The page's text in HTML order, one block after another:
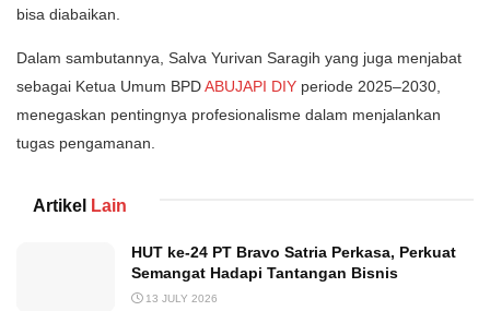
bisa diabaikan.
Dalam sambutannya, Salva Yurivan Saragih yang juga menjabat
sebagai Ketua Umum BPDABUJAPI DIY periode 2025–2030,
menegaskan pentingnya profesionalisme dalam menjalankan
tugas pengamanan.
Artikel Lain
HUT ke-24 PT Bravo Satria Perkasa, Perkuat
Semangat Hadapi Tantangan Bisnis
13 JULY 2026